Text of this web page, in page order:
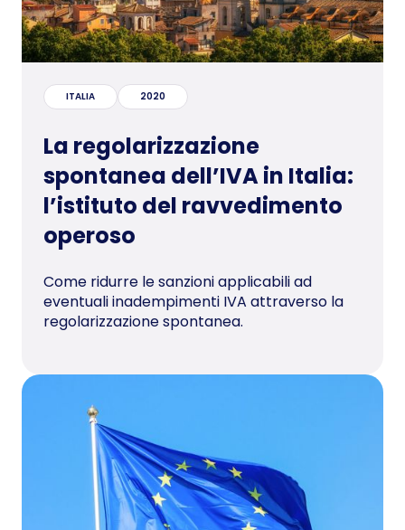
ITALIA 2020
La regolarizzazione
spontanea dell’IVA in Italia:
l’istituto del ravvedimento
operoso
Come ridurre le sanzioni applicabili ad
eventuali inadempimenti IVA attraverso la
regolarizzazione spontanea.